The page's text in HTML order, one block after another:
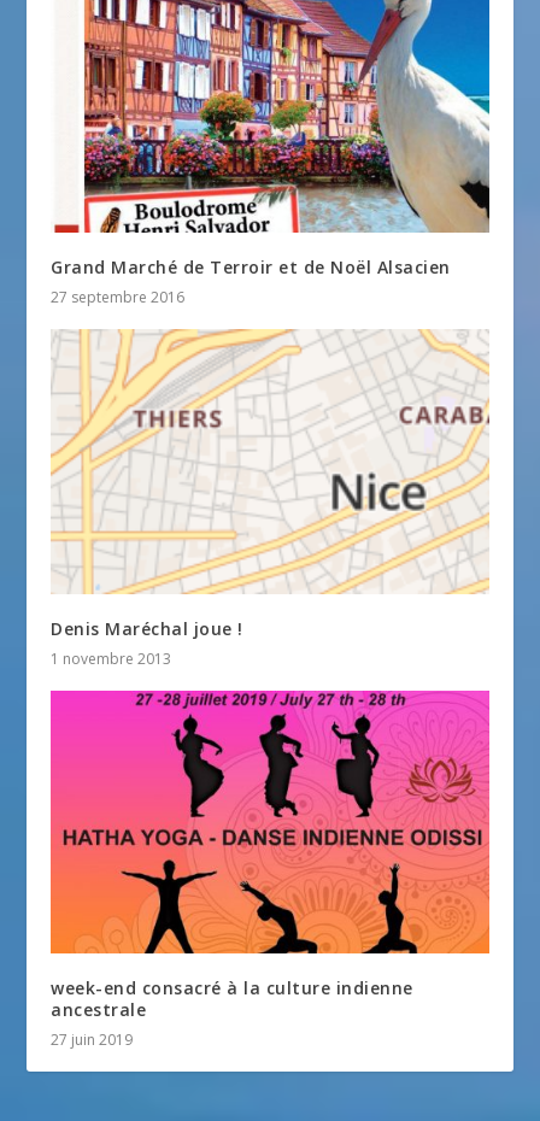
Grand Marché de Terroir et de Noël Alsacien
27 septembre 2016
Denis Maréchal joue !
1 novembre 2013
week-end consacré à la culture indienne
ancestrale
27 juin 2019